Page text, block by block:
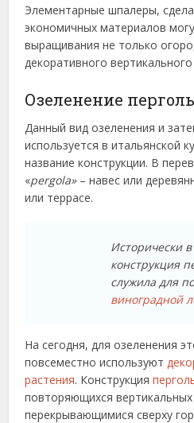
Элементарные шпалеры,
экономичных материалов
выращивания не только
декоративного
Озеленение
Данный вид озеленения и
используется в итальянской
название конструкции. В
«pergola» – навес или
или террасе.
Исторически
конструкция
служила для
виноградной
На сегодня, для озеленения
повсеместно используют
растения. Конструкция
повторяющихся
перекрывающимися сверху